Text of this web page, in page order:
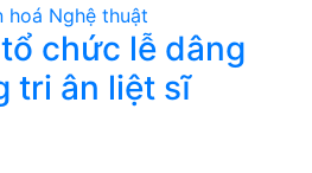
hoá Nghệ thuật
chức lễ dâng
tri ân liệt sĩ